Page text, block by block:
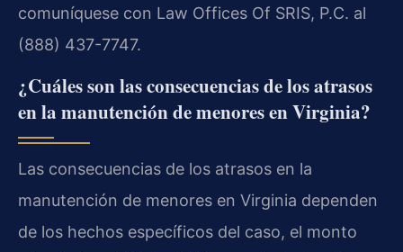
comuníquese con Law Offices Of SRIS, P.C. al
(888) 437-7747.
¿Cuáles son las consecuencias de los atrasos
en la manutención de menores en Virginia?
Las consecuencias de los atrasos en la
manutención de menores en Virginia dependen
de los hechos específicos del caso, el monto